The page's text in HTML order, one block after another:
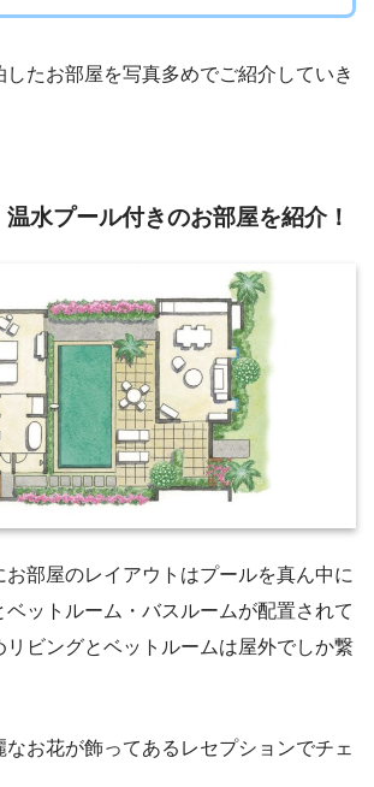
したお部屋を写真多めでご紹介していき
水プール付きのお部屋を紹介！
お部屋のレイアウトはプールを真ん中に
ベットルーム・バスルームが配置されて
リビングとベットルームは屋外でしか繋
なお花が飾ってあるレセプションでチェ